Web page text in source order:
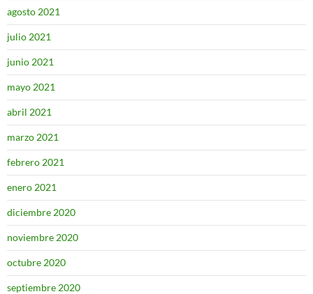
agosto 2021
julio 2021
junio 2021
mayo 2021
abril 2021
marzo 2021
febrero 2021
enero 2021
diciembre 2020
noviembre 2020
octubre 2020
septiembre 2020